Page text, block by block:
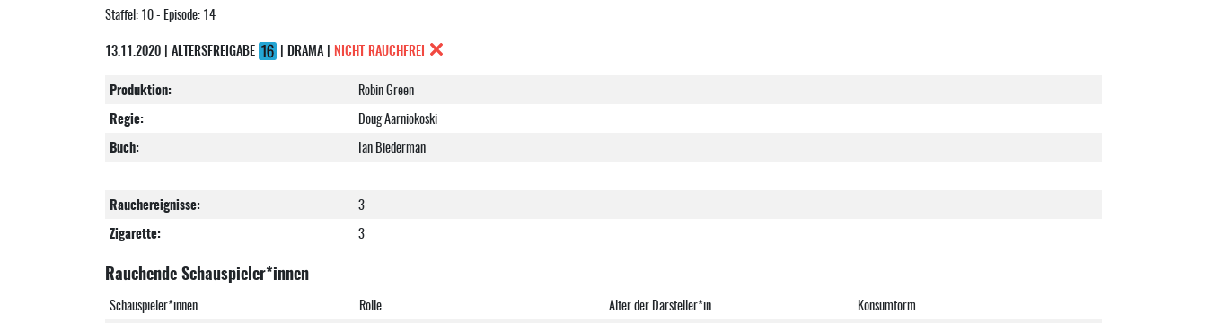
Staffel: 10 - Episode: 14
13.11.2020 | ALTERSFREIGABE
| DRAMA | NICHT RAUCHFREI
Produktion:
Robin Green
Regie:
Doug Aarniokoski
Buch:
Ian Biederman
Rauchereignisse:
3
Zigarette:
3
Rauchende Schauspieler*innen
Schauspieler*innen Rolle Alter der Darsteller*in
Konsumform